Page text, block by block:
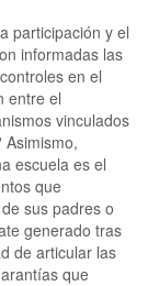
participación y el
informadas las
en el
entre el
vinculados
escuela es el
que
sus padres o
generado tras
de articular las
que